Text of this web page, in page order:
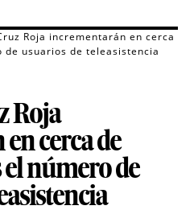
Roja incrementarán en cerca
de usuarios de teleasistencia
Roja
cerca de
el número de